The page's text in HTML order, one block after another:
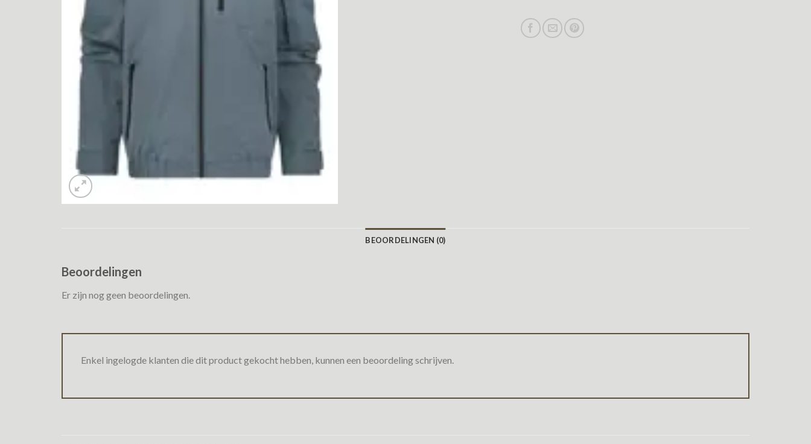
BEOORDELINGEN (0)
Beoordelingen
Er zijn nog geen beoordelingen.
Enkel ingelogde klanten die dit product gekocht hebben, kunnen een beoordeling schrijven.